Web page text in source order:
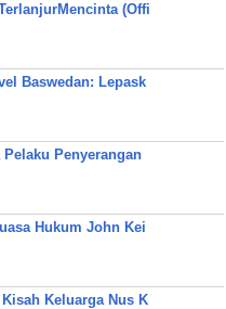
(Offi
Baswedan: Lepask
Pelaku Penyerangan
Hukum John Kei
Keluarga Nus K